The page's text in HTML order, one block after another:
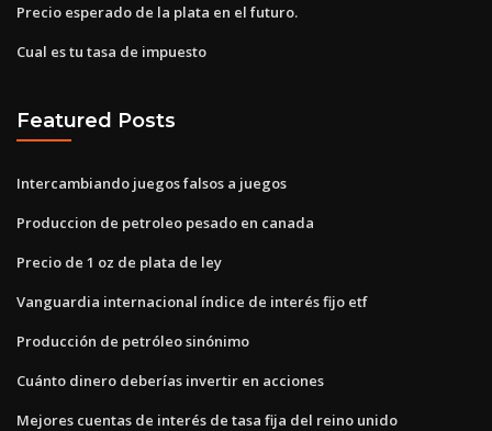
Precio esperado de la plata en el futuro.
Cual es tu tasa de impuesto
Featured Posts
Intercambiando juegos falsos a juegos
Produccion de petroleo pesado en canada
Precio de 1 oz de plata de ley
Vanguardia internacional índice de interés fijo etf
Producción de petróleo sinónimo
Cuánto dinero deberías invertir en acciones
Mejores cuentas de interés de tasa fija del reino unido